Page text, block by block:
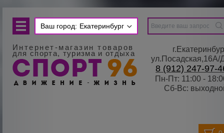
Ваш город: Екатеринбург
Интернет-магазин товаров
для спорта, туризма и отдыха
8 (912) 247-97-
Пн-Пт: 11:00 -
Сб-Вс: